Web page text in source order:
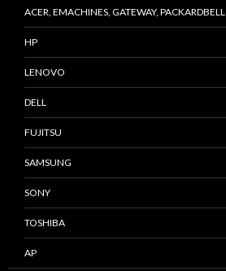
ACER, EMACHINES, GATEWAY, PACKARDBELL
HP
LENOVO
DELL
FUJITSU
SAMSUNG
SONY
TOSHIBA
AP